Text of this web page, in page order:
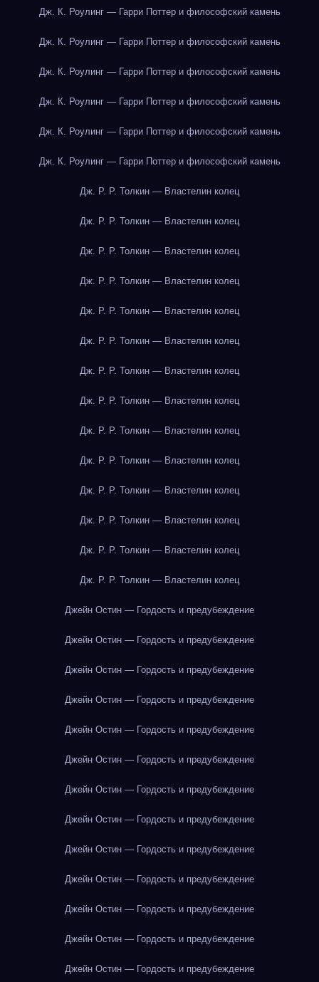
Дж. К. Роулинг — Гарри Поттер и философский камень
Дж. К. Роулинг — Гарри Поттер и философский камень
Дж. К. Роулинг — Гарри Поттер и философский камень
Дж. К. Роулинг — Гарри Поттер и философский камень
Дж. К. Роулинг — Гарри Поттер и философский камень
Дж. К. Роулинг — Гарри Поттер и философский камень
Дж. Р. Р. Толкин — Властелин колец
Дж. Р. Р. Толкин — Властелин колец
Дж. Р. Р. Толкин — Властелин колец
Дж. Р. Р. Толкин — Властелин колец
Дж. Р. Р. Толкин — Властелин колец
Дж. Р. Р. Толкин — Властелин колец
Дж. Р. Р. Толкин — Властелин колец
Дж. Р. Р. Толкин — Властелин колец
Дж. Р. Р. Толкин — Властелин колец
Дж. Р. Р. Толкин — Властелин колец
Дж. Р. Р. Толкин — Властелин колец
Дж. Р. Р. Толкин — Властелин колец
Дж. Р. Р. Толкин — Властелин колец
Дж. Р. Р. Толкин — Властелин колец
Джейн Остин — Гордость и предубеждение
Джейн Остин — Гордость и предубеждение
Джейн Остин — Гордость и предубеждение
Джейн Остин — Гордость и предубеждение
Джейн Остин — Гордость и предубеждение
Джейн Остин — Гордость и предубеждение
Джейн Остин — Гордость и предубеждение
Джейн Остин — Гордость и предубеждение
Джейн Остин — Гордость и предубеждение
Джейн Остин — Гордость и предубеждение
Джейн Остин — Гордость и предубеждение
Джейн Остин — Гордость и предубеждение
Джейн Остин — Гордость и предубеждение